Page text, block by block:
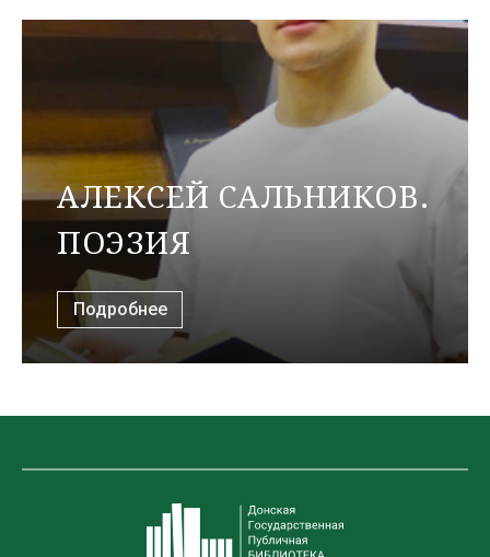
АЛЕКСЕЙ САЛЬНИКОВ.
ПОЭЗИЯ
Подробнее